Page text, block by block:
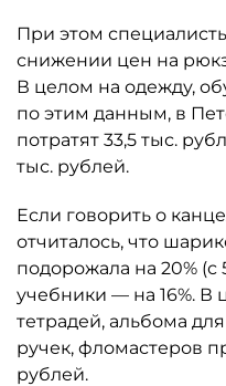
При этом
снижении цен на
В целом на одежду,
по этим данным, в
потратят 33,5 тыс.
тыс. рублей.
Если говорить о
отчиталось, что
подорожала на 20% (с
учебники — на 16%. В
тетрадей, альбома
ручек, фломастеров
рублей.